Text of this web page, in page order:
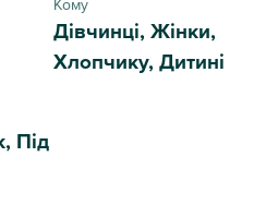
Дівчинці, Жінки,
Хлопчику, Дитині
Під